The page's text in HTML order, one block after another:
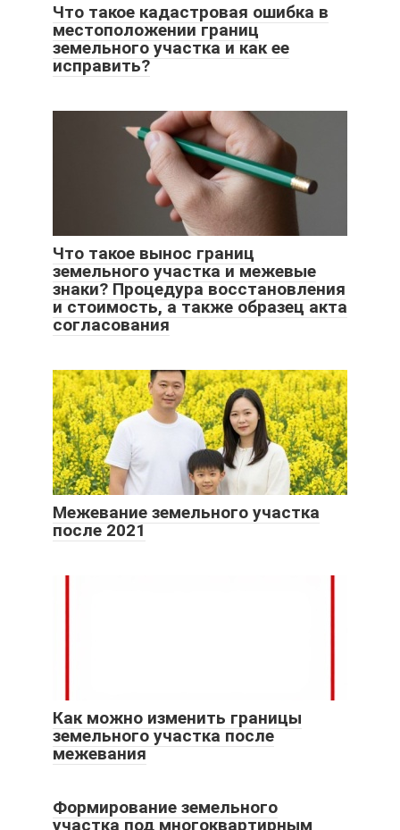
Что такое кадастровая ошибка в
местоположении границ
земельного участка и как ее
исправить?
Что такое вынос границ
земельного участка и межевые
знаки? Процедура восстановления
и стоимость, а также образец акта
согласования
Межевание земельного участка
после 2021
Как можно изменить границы
земельного участка после
межевания
Формирование земельного
участка под многоквартирным